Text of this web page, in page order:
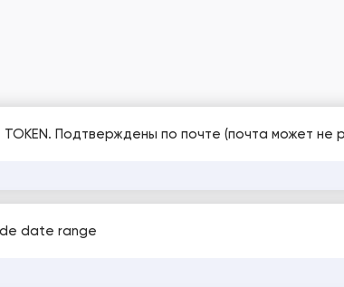
TOKEN. Подтверждены по почте (почта может не
date range